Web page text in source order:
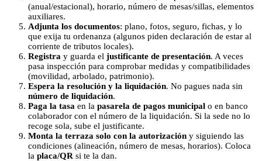
(anual/estacional), horario, número de mesas/sillas, elementos
auxiliares.
Adjunta los documentos: plano, fotos, seguro, fichas, y lo
que exija tu ordenanza (algunos piden declaración de estar al
corriente de tributos locales).
Registra y guarda el justificante de presentación. A veces
pasa inspección para comprobar medidas y compatibilidades
(movilidad, arbolado, patrimonio).
Espera la resolución y la liquidación. No pagues nada sin
número de liquidación.
Paga la tasa en la pasarela de pagos municipal o en banco
colaborador con el número de la liquidación. Si la sede no lo
recoge sola, sube el justificante.
Monta la terraza solo con la autorización y siguiendo las
condiciones (alineación, número de mesas, horarios). Coloca
la placa/QR si te la dan.